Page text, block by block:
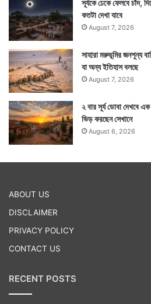
সূর্যকে ঢেকে ফেলবে চাঁদ,
কতটা দেখা যাবে
August 7, 2026
সাহারা মরুভূমির জনশূন্য
যা অন্য ইতিহাস বলছে
August 7, 2026
২ বার সূর্য ডোবা দেখবে
ভিড় করছেন সেখানে
August 6, 2026
ABOUT US
DISCLAIMER
PRIVACY POLICY
CONTACT US
RECENT POSTS